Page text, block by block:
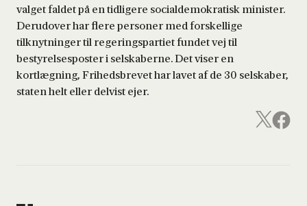
valget faldet på en tidligere socialdemokratisk minister.
Derudover har flere personer med forskellige
tilknytninger til regeringspartiet fundet vej til
bestyrelsesposter i selskaberne. Det viser en
kortlægning, Frihedsbrevet har lavet af de 30 selskaber,
staten helt eller delvist ejer.